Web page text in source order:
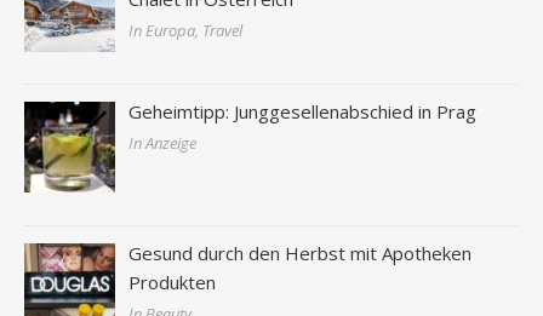
In Europa, Travel
Geheimtipp: Junggesellenabschied in Prag
In Anzeige
Gesund durch den Herbst mit Apotheken
Produkten